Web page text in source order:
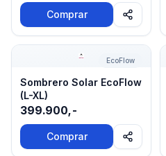
Comprar
Sombrero Solar EcoFlow (L-
EcoFlow
Sombrero Solar EcoFlow
(L-XL)
399.900,-
Comprar